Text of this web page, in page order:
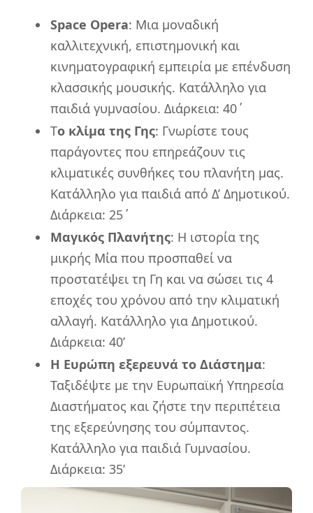
Space Opera: Μια μοναδική
καλλιτεχνική, επιστημονική και
κινηματογραφική εμπειρία με επένδυση
κλασσικής μουσικής. Κατάλληλο για
παιδιά γυμνασίου. Διάρκεια: 40΄
Το κλίμα της Γης: Γνωρίστε τους
παράγοντες που επηρεάζουν τις
κλιματικές συνθήκες του πλανήτη μας.
Κατάλληλο για παιδιά από Δ’ Δημοτικού.
Διάρκεια: 25΄
Μαγικός Πλανήτης: Η ιστορία της
μικρής Μία που προσπαθεί να
προστατέψει τη Γη και να σώσει τις 4
εποχές του χρόνου από την κλιματική
αλλαγή. Κατάλληλο για Δημοτικού.
Διάρκεια: 40’
Η Ευρώπη εξερευνά το Διάστημα:
Ταξιδέψτε με την Ευρωπαϊκή Υπηρεσία
Διαστήματος και ζήστε την περιπέτεια
της εξερεύνησης του σύμπαντος.
Κατάλληλο για παιδιά Γυμνασίου.
Διάρκεια: 35’